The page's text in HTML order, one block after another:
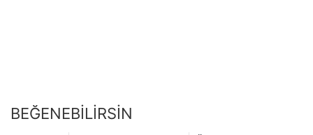
BEĞENEBILIRSIN